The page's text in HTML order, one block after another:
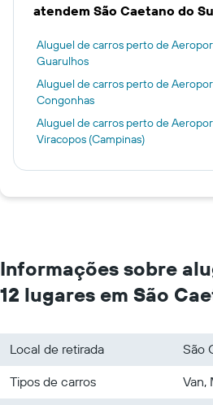
atendem São Caetano do
Aluguel de carros perto de
Guarulhos
Aluguel de carros perto de
Congonhas
Aluguel de carros perto de
Viracopos (Campinas)
Informações sobre
12 lugares em São
Local de retirada
São
Tipos de carros
Van,